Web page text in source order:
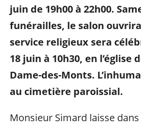
juin de 19h00 à 22h00.
funérailles, le salon ouvrira
service religieux sera
18 juin à 10h30, en l’église
Dame-des-Monts.
au cimetière paroissial.
Monsieur Simard laisse